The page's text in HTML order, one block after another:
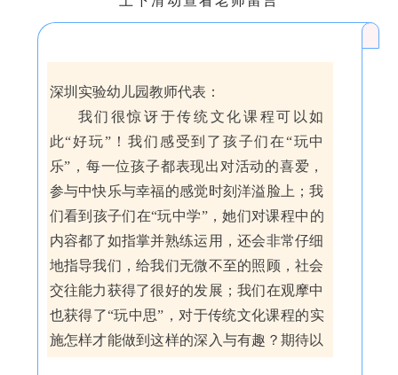
深圳实验幼儿园教师代表：
我们很惊讶于传统文化课程可以如
此“好玩”！我们感受到了孩子们在“玩中
乐”，每一位孩子都表现出对活动的喜爱，
参与中快乐与幸福的感觉时刻洋溢脸上；我
们看到孩子们在“玩中学”，她们对课程中的
内容都了如指掌并熟练运用，还会非常仔细
地指导我们，给我们无微不至的照顾，社会
交往能力获得了很好的发展；我们在观摩中
也获得了“玩中思”，对于传统文化课程的实
施怎样才能做到这样的深入与有趣？期待以